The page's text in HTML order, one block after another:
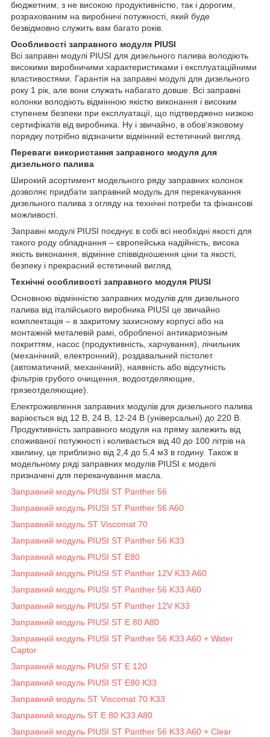
бюджетним, з не високою продуктивністю, так і дорогим,
розрахованим на виробничі потужності, який буде
безвідмовно служить вам багато років.
Особливості заправного модуля PIUSI
Всі заправні модулі PIUSI для дизельного палива володіють
високими виробничими характеристиками і експлуатаційними
властивостями. Гарантія на заправні модулі для дизельного
року 1 рік, але вони служать набагато довше. Всі заправні
колонки володіють відмінною якістю виконання і високим
ступенем безпеки при експлуатації, що підтверджено низкою
сертифікатів від виробника. Ну і звичайно, в обов'язковому
порядку потрібно відзначити відмінний естетичний вигляд.
Переваги використання заправного модуля для
дизельного палива
Широкий асортимент модельного ряду заправних колонок
дозволяє придбати заправний модуль для перекачування
дизельного палива з огляду на технічні потреби та фінансові
можливості.
Заправні модулі PIUSI поєднує в собі всі необхідні якості для
такого роду обладнання – європейська надійність, висока
якість виконання, відмінне співвідношення ціни та якості,
безпеку і прекрасний естетичний вигляд.
Технічні особливості заправного модуля PIUSI
Основною відмінністю заправних модулів для дизельного
палива від італійського виробника PIUSI це звичайно
комплектація – в закритому захисному корпусі або на
монтажній металевій рамі, обробленої антикариозным
покриттям, насос (продуктивність, харчування), лічильник
(механічний, електронний), роздавальний пістолет
(автоматичний, механічний), наявність або відсутність
фільтрів грубого очищення, водоотделяющие,
грязеотделяющие).
Електроживлення заправних модулів для дизельного палива
варіюється від 12 В, 24 В, 12-24 В (універсальні) до 220 В.
Продуктивність заправного модуля на пряму залежить від
споживаної потужності і коливається від 40 до 100 літрів на
хвилину, це приблизно від 2,4 до 5,4 м3 в годину. Також в
модельному ряді заправних модулів PIUSI є моделі
призначені для перекачування масла.
Заправний модуль PIUSI ST Panther 56
Заправний модуль PIUSI ST Panther 56 A60
Заправний модуль ST Viscomat 70
Заправний модуль PIUSI ST Panther 56 K33
Заправний модуль PIUSI ST E80
Заправний модуль PIUSI ST Panther 12V K33 A60
Заправний модуль PIUSI ST Panther 56 K33 A60
Заправний модуль PIUSI ST Panther 12V K33
Заправний модуль PIUSI ST E 80 A80
Заправний модуль PIUSI ST Panther 56 K33 A60 + Water
Captor
Заправний модуль PIUSI ST E 120
Заправний модуль PIUSI ST E80 К33
Заправний модуль ST Viscomat 70 K33
Заправний модуль ST E 80 K33 A80
Заправний модуль PIUSI ST Panther 56 K33 A60 + Clear